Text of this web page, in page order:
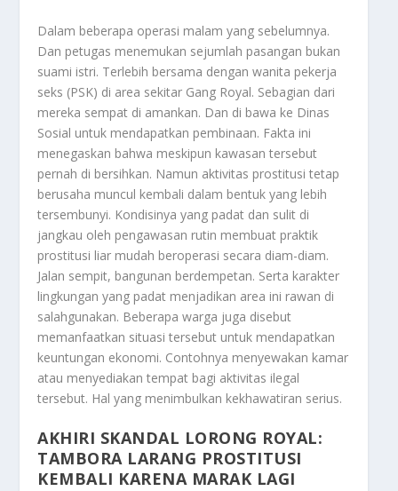
Dalam beberapa operasi malam yang sebelumnya.
Dan petugas menemukan sejumlah pasangan bukan
suami istri. Terlebih bersama dengan wanita pekerja
seks (PSK) di area sekitar Gang Royal. Sebagian dari
mereka sempat di amankan. Dan di bawa ke Dinas
Sosial untuk mendapatkan pembinaan. Fakta ini
menegaskan bahwa meskipun kawasan tersebut
pernah di bersihkan. Namun aktivitas prostitusi tetap
berusaha muncul kembali dalam bentuk yang lebih
tersembunyi. Kondisinya yang padat dan sulit di
jangkau oleh pengawasan rutin membuat praktik
prostitusi liar mudah beroperasi secara diam-diam.
Jalan sempit, bangunan berdempetan. Serta karakter
lingkungan yang padat menjadikan area ini rawan di
salahgunakan. Beberapa warga juga disebut
memanfaatkan situasi tersebut untuk mendapatkan
keuntungan ekonomi. Contohnya menyewakan kamar
atau menyediakan tempat bagi aktivitas ilegal
tersebut. Hal yang menimbulkan kekhawatiran serius.
AKHIRI SKANDAL LORONG ROYAL:
TAMBORA LARANG PROSTITUSI
KEMBALI KARENA MARAK LAGI